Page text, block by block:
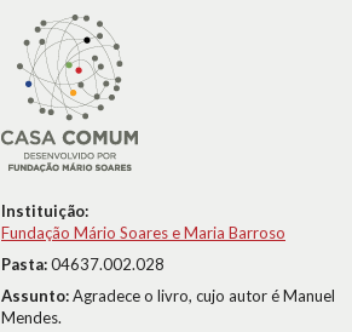
Instituição:
Fundação Mário Soares e Maria Barroso
Pasta:04637.002.028
Assunto:Agradece o livro, cujo autor é Manuel
Mendes.